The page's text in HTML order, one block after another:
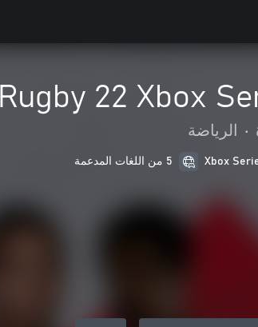
Rugby 22 Xbox
• الرياضة
5 من اللغات المدعمة